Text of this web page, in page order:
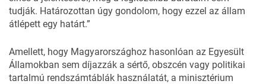
tudják. Határozottan úgy gondolom, hogy ezzel az állam
átlépett egy határt.”
Amellett, hogy Magyarországhoz hasonlóan az Egyesült
Államokban sem díjazzák a sértő, obszcén vagy politikai
tartalmú rendszámtáblák használatát, a minisztérium